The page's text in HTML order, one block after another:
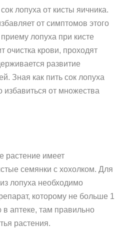
лопуха от кисты яичника.
от симптомов этого
лопуха при кисте
очистка крови, проходят
развитие
Зная как пить сок лопуха
избавиться от множества
растение имеет
семянки с хохолком. Для
лопуха необходимо
которому не больше 1
в аптеке, там правильно
растения.